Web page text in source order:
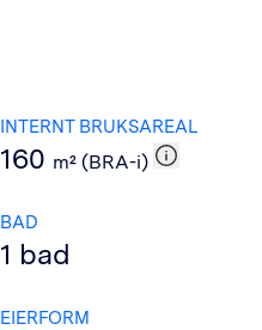
INTERNT BRUKSAREAL
160 m² (BRA-i)
BAD
1 bad
EIERFORM